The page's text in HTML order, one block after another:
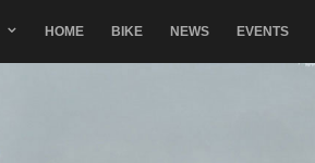
HOME BIKE NEWS EVENTS